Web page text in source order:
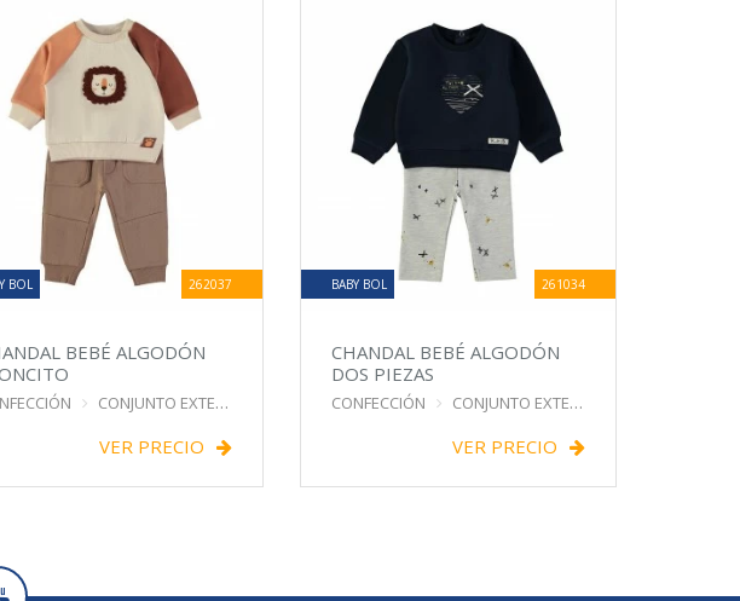
BOL 262037
BEBÉ ALGODÓN
CONJUNTO EXTERIOR
VER PRECIO
BABY BOL 261034
CHANDAL BEBÉ ALGODÓN
DOS PIEZAS
CONFECCIÓN CONJUNTO EXTERIOR
VER PRECIO